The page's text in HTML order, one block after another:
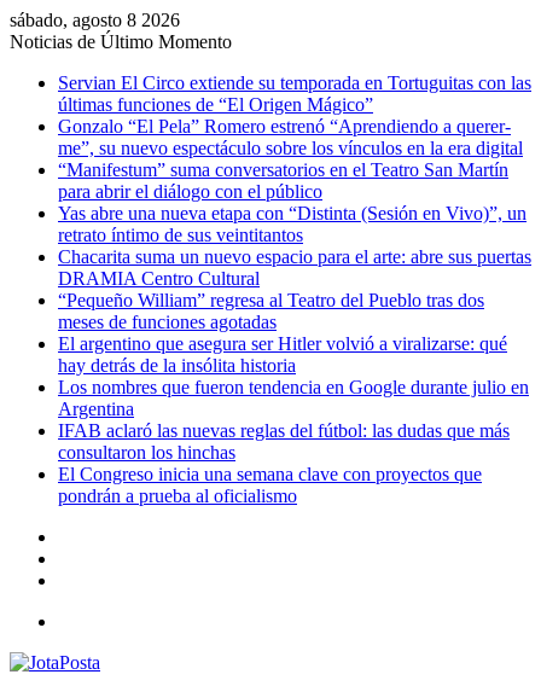
sábado, agosto 8 2026
Noticias de Último Momento
Servian El Circo extiende su temporada en Tortuguitas con las
últimas funciones de “El Origen Mágico”
Gonzalo “El Pela” Romero estrenó “Aprendiendo a querer-
me”, su nuevo espectáculo sobre los vínculos en la era digital
“Manifestum” suma conversatorios en el Teatro San Martín
para abrir el diálogo con el público
Yas abre una nueva etapa con “Distinta (Sesión en Vivo)”, un
retrato íntimo de sus veintitantos
Chacarita suma un nuevo espacio para el arte: abre sus puertas
DRAMIA Centro Cultural
“Pequeño William” regresa al Teatro del Pueblo tras dos
meses de funciones agotadas
El argentino que asegura ser Hitler volvió a viralizarse: qué
hay detrás de la insólita historia
Los nombres que fueron tendencia en Google durante julio en
Argentina
IFAB aclaró las nuevas reglas del fútbol: las dudas que más
consultaron los hinchas
El Congreso inicia una semana clave con proyectos que
pondrán a prueba al oficialismo